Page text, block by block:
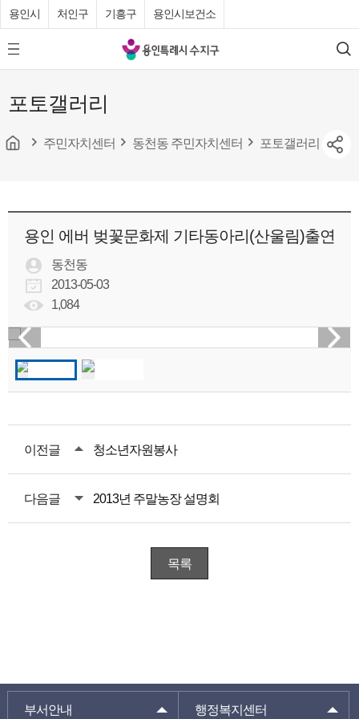
용인시 처인구 기흥구 용인시보건소
모
바
메
뉴
튼
용
인
수
청
검
색
포토갤러리
주민자치센터 동천동 주민자치센터 포토갤러리
용인 에버 벚꽃문화제 기타동아리(산울림)출연
동천동
2013-05-03
1,084
이전글 청소년자원봉사
다음글 2013년 주말농장 설명회
목록
부서안내 행정복지센터